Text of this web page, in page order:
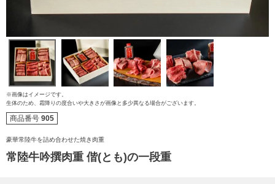
※画像はイメージです。
生体のため、霜降りの度合いや大きさが画像と多少異なる場合がございます。
商品番号 905
豪華常陸牛を詰め合わせた焼き肉重
常陸牛吟撰肉重 偕(とも)の一段重